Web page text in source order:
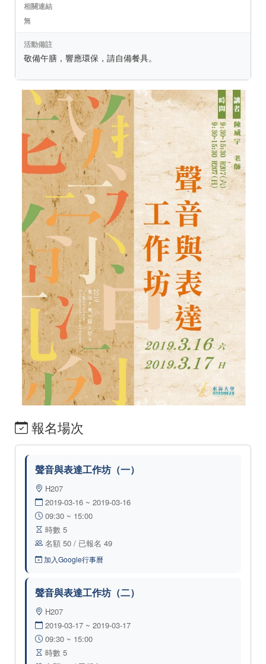
相關連結
無
活動備註
敬備午膳，響應環保，請自備餐具。
報名場次
聲音與表達工作坊（一）
H207
2019-03-16 ~ 2019-03-16
09:30 ~ 15:00
時數 5
名額 50 / 已報名 49
加入Google行事曆
聲音與表達工作坊（二）
H207
2019-03-17 ~ 2019-03-17
09:30 ~ 15:00
時數 5